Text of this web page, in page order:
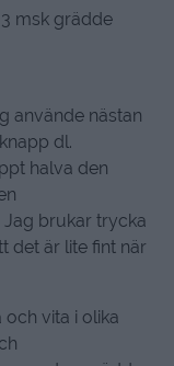
msk grädde
använde nästan
dl.
halva den
brukar trycka
det är lite fint när
vita i olika